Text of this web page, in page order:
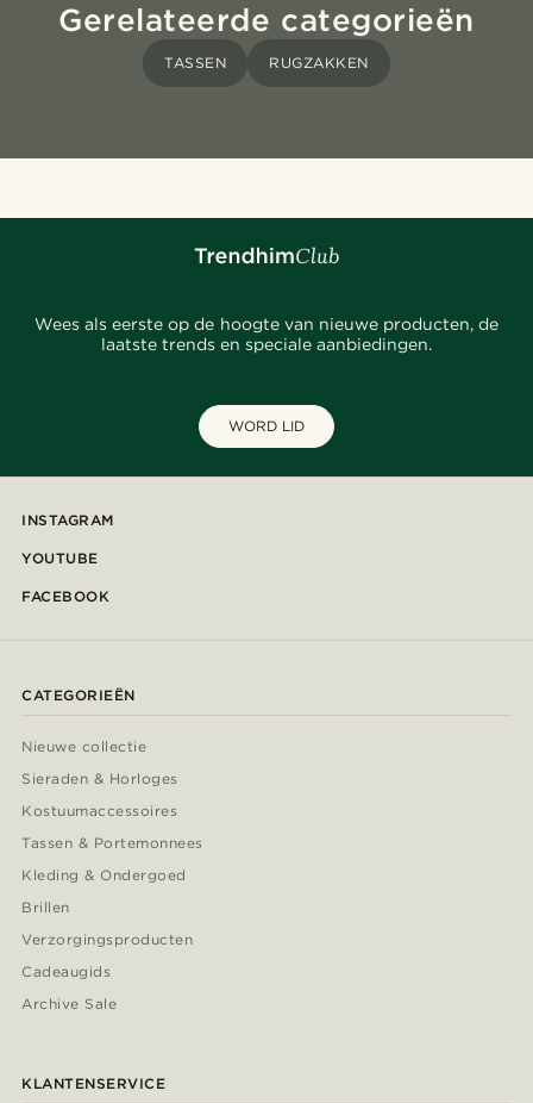
Gerelateerde categorieën
TASSEN RUGZAKKEN
Wees als eerste op de hoogte van nieuwe producten, de
laatste trends en speciale aanbiedingen.
WORD LID
INSTAGRAM
YOUTUBE
FACEBOOK
CATEGORIEËN
Nieuwe collectie
Sieraden & Horloges
Kostuumaccessoires
Tassen & Portemonnees
Kleding & Ondergoed
Brillen
Verzorgingsproducten
Cadeaugids
Archive Sale
KLANTENSERVICE